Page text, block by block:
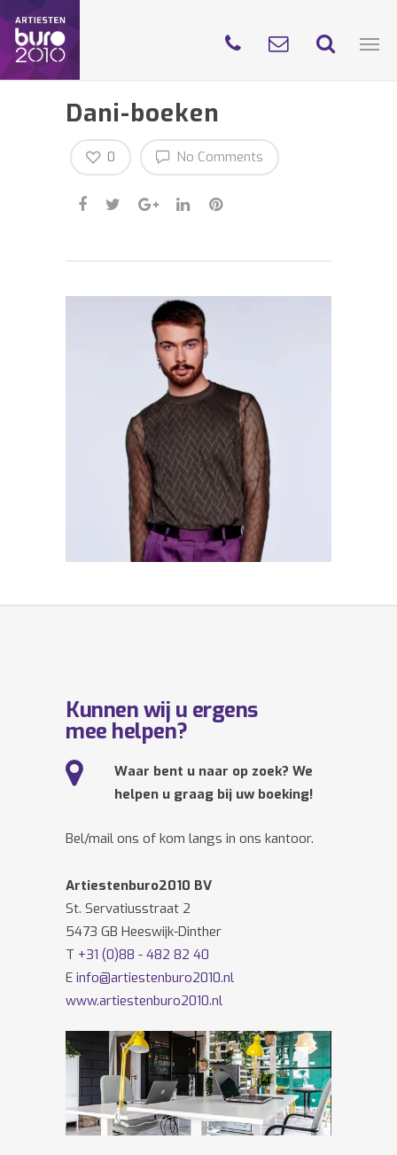
Dani-boeken
No Comments
0
Kunnen wij u ergens
mee helpen?
Waar bent u naar op zoek? We
helpen u graag bij uw boeking!
Bel/mail ons of kom langs in ons kantoor.
Artiestenburo2010 BV
St. Servatiusstraat 2
5473 GB Heeswijk-Dinther
T +31 (0)88 - 482 82 40
E info@artiestenburo2010.nl
www.artiestenburo2010.nl
Volg ons ook opFacebookenTwitter